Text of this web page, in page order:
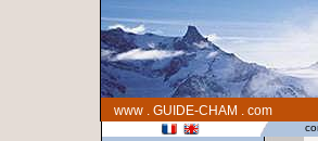
www . GUIDE-CHAM . com